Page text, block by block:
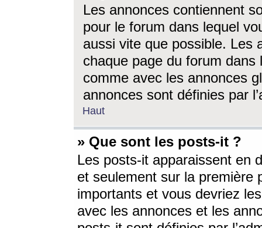
Les annonces contiennent
pour le forum dans lequel
aussi vite que possible. Les
chaque page du forum dans
comme avec les annonces
annonces sont définies par
Haut
» Que sont les posts-it ?
Les posts-it apparaissent en
et seulement sur la première
importants et vous devriez
avec les annonces et les